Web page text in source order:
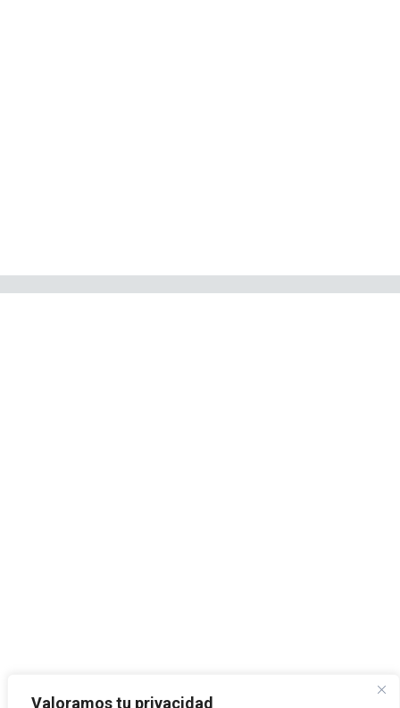
Valoramos tu privacidad